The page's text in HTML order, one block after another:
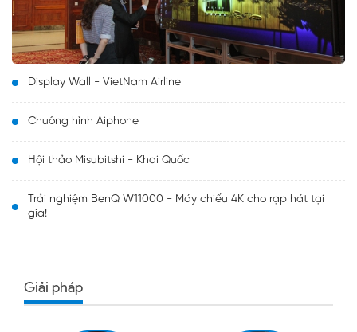
Display Wall - VietNam Airline
Chuông hình Aiphone
Hội thảo Misubitshi - Khai Quốc
Trải nghiệm BenQ W11000 - Máy chiếu 4K cho rạp hát tại
gia!
Giải pháp